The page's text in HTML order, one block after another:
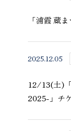
「浦霞 蔵
2025.12.05
12/13(土)
2025-」チ